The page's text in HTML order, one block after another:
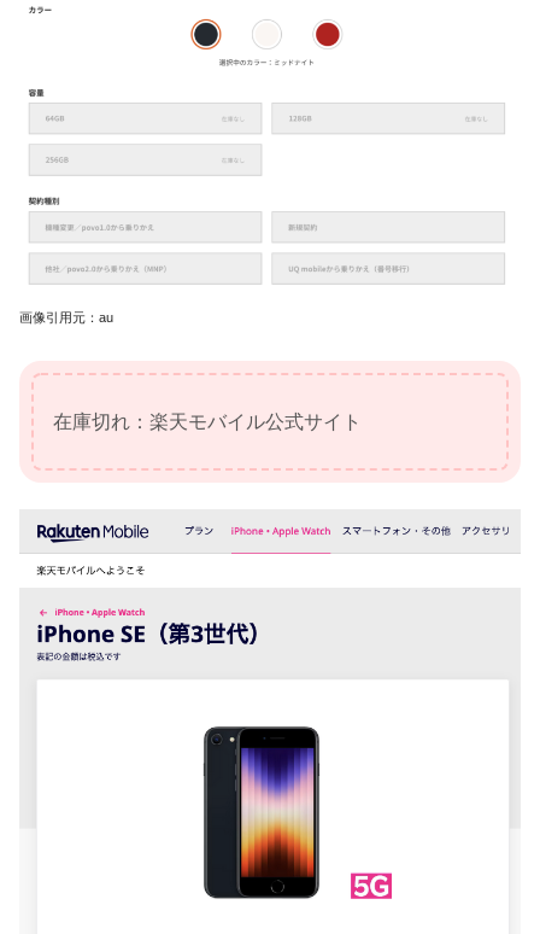
画像引用元：au
在庫切れ：楽天モバイル公式サイト